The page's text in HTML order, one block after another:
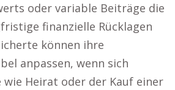
oder variable Beiträge die
finanzielle Rücklagen
können ihre
anpassen, wenn sich
wie Heirat oder der Kauf einer